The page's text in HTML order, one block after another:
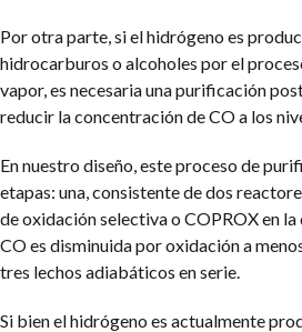
Por otra parte, si el hidrógeno es
hidrocarburos o alcoholes por el
vapor, es necesaria una purificación
reducir la concentración de CO a los
En nuestro diseño, este proceso de
etapas: una, consistente de dos
de oxidación selectiva o COPROX en
CO es disminuida por oxidación a
tres lechos adiabáticos en serie.
Si bien el hidrógeno es actualmente